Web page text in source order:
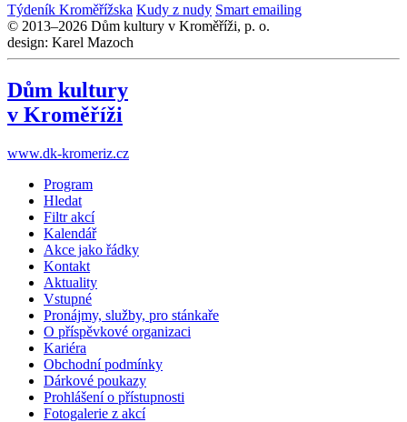
Týdeník Kroměřížska Kudy z nudy Smart emailing
© 2013–2026 Dům kultury v Kroměříži, p. o.
design: Karel Mazoch
Dům kultury
v Kroměříži
www.dk-kromeriz.cz
Program
Hledat
Filtr akcí
Kalendář
Akce jako řádky
Kontakt
Aktuality
Vstupné
Pronájmy, služby, pro stánkaře
O příspěvkové organizaci
Kariéra
Obchodní podmínky
Dárkové poukazy
Prohlášení o přístupnosti
Fotogalerie z akcí